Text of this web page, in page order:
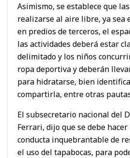
Asimismo, se establece que
realizarse al aire libre, ya sea
en predios de terceros, el
las actividades deberá estar
delimitado y los niños
ropa deportiva y deberán
para hidratarse, bien
compartirla, entre otras
El subsecretario nacional del
Ferrari, dijo que se debe
conducta inquebrantable de
el uso del tapabocas, para